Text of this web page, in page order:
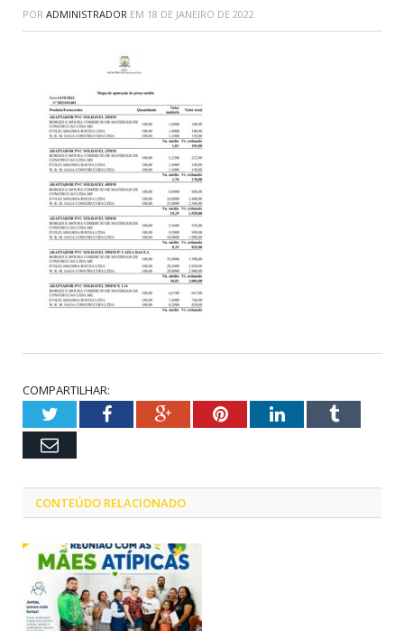
POR ADMINISTRADOR EM 18 DE JANEIRO DE 2022
COMPARTILHAR:
TwitterFacebookGoogle+PinterestLinkedInTumblr
Email
CONTEÚDO RELACIONADO